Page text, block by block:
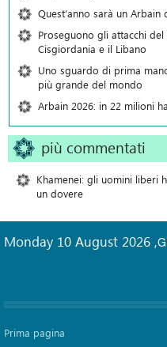
Quest’anno sarà un Arbain
Proseguono gli attacchi
Cisgiordania e il Libano
Uno sguardo di prima
più grande del mondo
Arbain 2026: in 22 milioni
più commentati
Khamenei: gli uomini liberi
un dovere
Monday 10 August 2026 ,
Prima pagina